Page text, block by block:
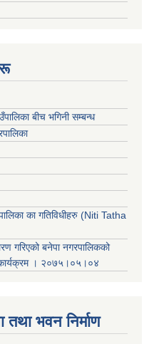
बीच भगिनी सम्बन्ध
का गतिविधीहरु (Niti Tatha
गरिएकोबनेपा नगरपालिकको
। २०७५।०५।०४
तथा भवन निर्माण